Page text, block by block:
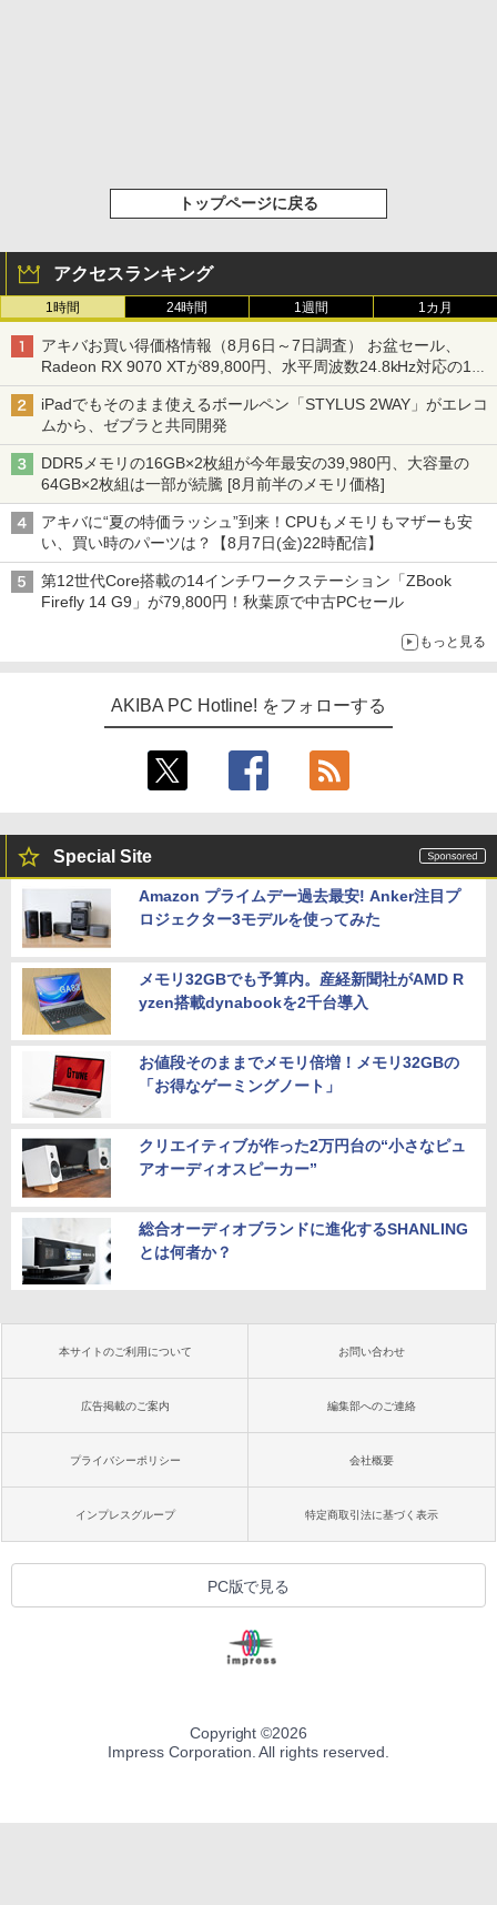
トップページに戻る
アクセスランキング
1時間 24時間 1週間 1カ月
アキバお買い得価格情報（8月6日～7日調査） お盆セール、
Radeon RX 9070 XTが89,800円、水平周波数24.8kHz対応の17
型モニターが9,801円、暑さ指数連動セール ほか
iPadでもそのまま使えるボールペン「STYLUS 2WAY」がエレコ
ムから、ゼブラと共同開発
DDR5メモリの16GB×2枚組が今年最安の39,980円、大容量の
64GB×2枚組は一部が続騰 [8月前半のメモリ価格]
アキバに“夏の特価ラッシュ”到来！CPUもメモリもマザーも安
い、買い時のパーツは？【8月7日(金)22時配信】
第12世代Core搭載の14インチワークステーション「ZBook
Firefly 14 G9」が79,800円！秋葉原で中古PCセール
もっと見る
AKIBA PC Hotline! をフォローする
Special Site
Amazon プライムデー過去最安! Anker注目プ
ロジェクター3モデルを使ってみた
メモリ32GBでも予算内。産経新聞社がAMD R
yzen搭載dynabookを2千台導入
お値段そのままでメモリ倍増！メモリ32GBの
「お得なゲーミングノート」
クリエイティブが作った2万円台の“小さなピュ
アオーディオスピーカー”
総合オーディオブランドに進化するSHANLING
とは何者か？
本サイトのご利用について お問い合わせ
広告掲載のご案内 編集部へのご連絡
プライバシーポリシー 会社概要
インプレスグループ 特定商取引法に基づく表示
PC版で見る
Copyright ©2026
Impress Corporation. All rights reserved.